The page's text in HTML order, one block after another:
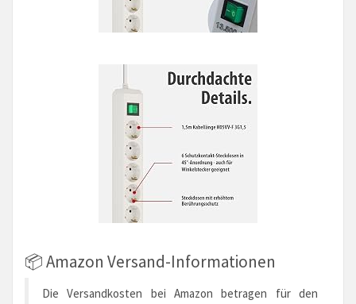
📦 Amazon Versand-Informationen
Die Versandkosten bei Amazon betragen für den